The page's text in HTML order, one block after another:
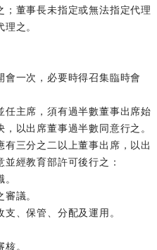
；董事長未指定或無法指定代理
之。
會一次，必要時得召集臨時會
任主席，須有過半數董事出席始
以出席董事過半數同意行之。
有三分之二以上董事出席，以出
經教育部許可後行之：
議。
、保管、分配及運用。
。